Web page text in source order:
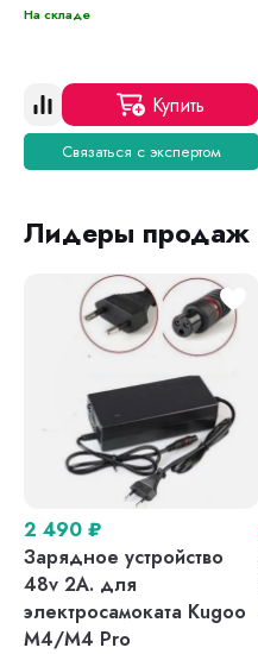
На складе
Купить
Связаться с экспертом
Лидеры продаж
2 490 ₽
Зарядное устройство
48v 2A. для
электросамоката Kugoo
M4/M4 Pro